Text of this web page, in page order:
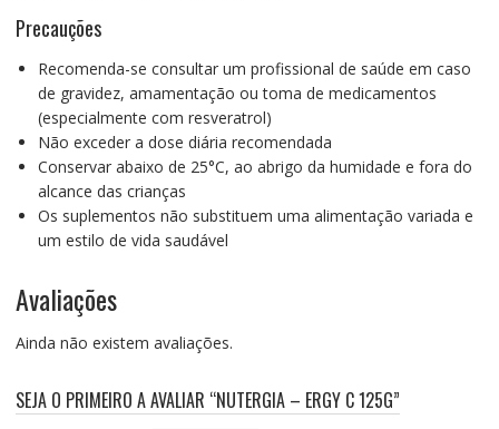
Precauções
Recomenda-se consultar um profissional de saúde em caso
de gravidez, amamentação ou toma de medicamentos
(especialmente com resveratrol)
Não exceder a dose diária recomendada
Conservar abaixo de 25°C, ao abrigo da humidade e fora do
alcance das crianças
Os suplementos não substituem uma alimentação variada e
um estilo de vida saudável
Avaliações
Ainda não existem avaliações.
SEJA O PRIMEIRO A AVALIAR “NUTERGIA – ERGY C 125G”